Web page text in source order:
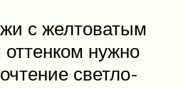
с желтоватым
нужно
светло-